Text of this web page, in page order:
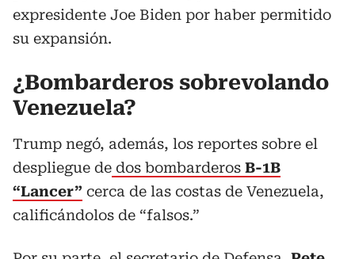
expresidente Joe Biden por haber permitido
su expansión.
¿Bombarderos sobrevolando
Venezuela?
Trump negó, además, los reportes sobre el
despliegue de dos bombarderos B-1B
“Lancer” cerca de las costas de Venezuela,
calificándolos de “falsos.”